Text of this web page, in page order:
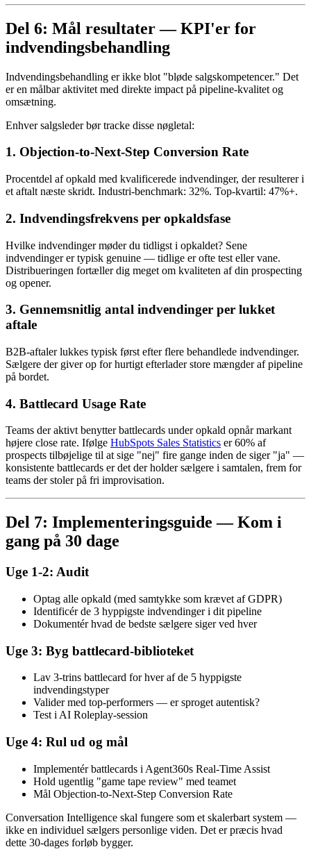
Del 6: Mål resultater — KPI'er for
indvendingsbehandling
Indvendingsbehandling er ikke blot "bløde salgskompetencer." Det
er en målbar aktivitet med direkte impact på pipeline-kvalitet og
omsætning.
Enhver salgsleder bør tracke disse nøgletal:
1. Objection-to-Next-Step Conversion Rate
Procentdel af opkald med kvalificerede indvendinger, der resulterer i
et aftalt næste skridt. Industri-benchmark: 32%. Top-kvartil: 47%+.
2. Indvendingsfrekvens per opkaldsfase
Hvilke indvendinger møder du tidligst i opkaldet? Sene
indvendinger er typisk genuine — tidlige er ofte test eller vane.
Distribueringen fortæller dig meget om kvaliteten af din prospecting
og opener.
3. Gennemsnitlig antal indvendinger per lukket
aftale
B2B-aftaler lukkes typisk først efter flere behandlede indvendinger.
Sælgere der giver op for hurtigt efterlader store mængder af pipeline
på bordet.
4. Battlecard Usage Rate
Teams der aktivt benytter battlecards under opkald opnår markant
højere close rate. Ifølge HubSpots Sales Statistics er 60% af
prospects tilbøjelige til at sige "nej" fire gange inden de siger "ja" —
konsistente battlecards er det der holder sælgere i samtalen, frem for
teams der stoler på fri improvisation.
Del 7: Implementeringsguide — Kom i
gang på 30 dage
Uge 1-2: Audit
Optag alle opkald (med samtykke som krævet af GDPR)
Identificér de 3 hyppigste indvendinger i dit pipeline
Dokumentér hvad de bedste sælgere siger ved hver
Uge 3: Byg battlecard-biblioteket
Lav 3-trins battlecard for hver af de 5 hyppigste
indvendingstyper
Valider med top-performers — er sproget autentisk?
Test i AI Roleplay-session
Uge 4: Rul ud og mål
Implementér battlecards i Agent360s Real-Time Assist
Hold ugentlig "game tape review" med teamet
Mål Objection-to-Next-Step Conversion Rate
Conversation Intelligence skal fungere som et skalerbart system —
ikke en individuel sælgers personlige viden. Det er præcis hvad
dette 30-dages forløb bygger.